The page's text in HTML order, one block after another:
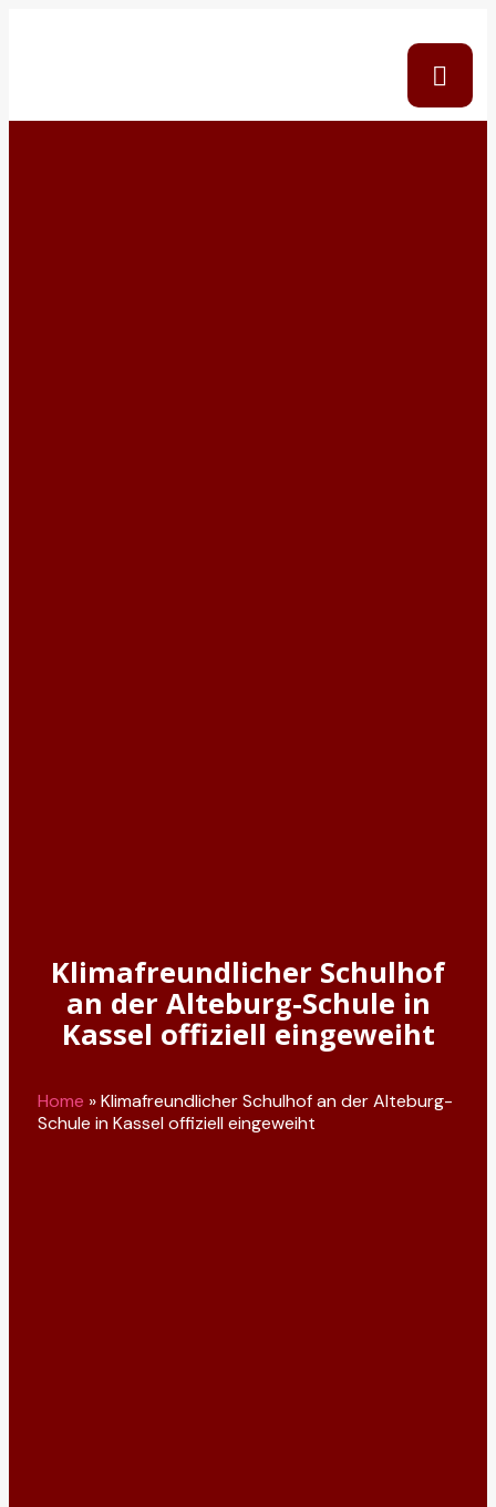
Klimafreundlicher Schulhof
an der Alteburg-Schule in
Kassel offiziell eingeweiht
Home »Klimafreundlicher Schulhof an der Alteburg-
Schule in Kassel offiziell eingeweiht